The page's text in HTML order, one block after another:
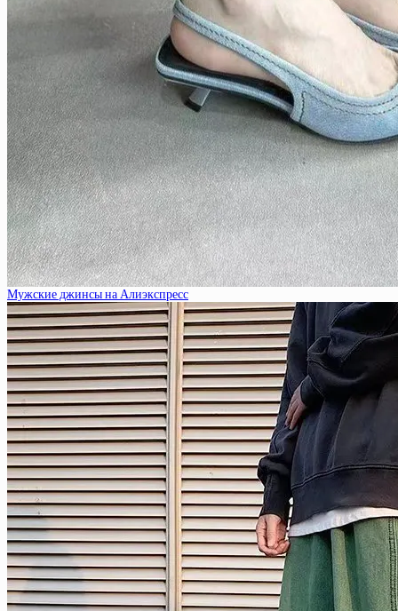
Мужские джинсы на Алиэкспресс